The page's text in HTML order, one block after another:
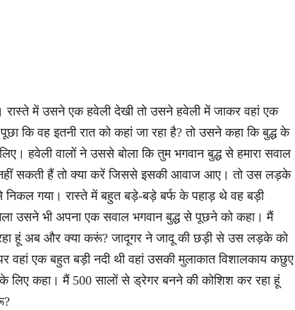
में उसने एक हवेली देखी तो उसने हवेली में जाकर वहां एक
कि वह इतनी रात को कहां जा रहा है? तो उसने कहा कि बुद्ध के
हवेली वालों ने उससे बोला कि तुम भगवान बुद्ध से हमारा सवाल
नहीं सकती हैं तो क्या करें जिससे इसकी आवाज आए। तो उस लड़के
गया। रास्ते में बहुत बड़े-बड़े बर्फ के पहाड़ थे वह बड़ी
उसने भी अपना एक सवाल भगवान बुद्ध से पूछने को कहा। मैं
हूं अब और क्या करूं? जादूगर ने जादू की छड़ी से उस लड़के को
वहां एक बहुत बड़ी नदी थी वहां उसकी मुलाकात विशालकाय कछुए
कहा। मैं 500 सालों से ड्रेगर बनने की कोशिश कर रहा हूं